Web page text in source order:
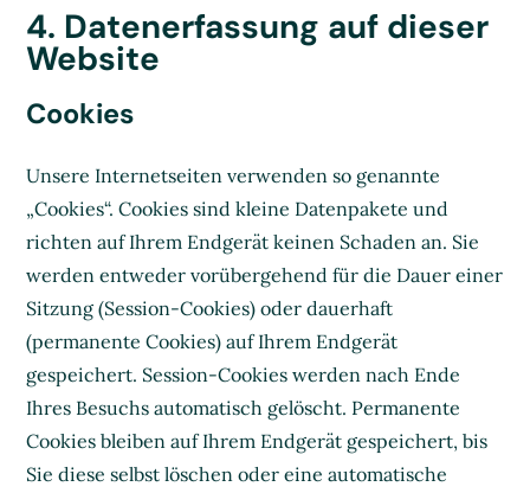
4. Datenerfassung auf dieser
Website
Cookies
Unsere Internetseiten verwenden so genannte
„Cookies“. Cookies sind kleine Datenpakete und
richten auf Ihrem Endgerät keinen Schaden an. Sie
werden entweder vorübergehend für die Dauer einer
Sitzung (Session-Cookies) oder dauerhaft
(permanente Cookies) auf Ihrem Endgerät
gespeichert. Session-Cookies werden nach Ende
Ihres Besuchs automatisch gelöscht. Permanente
Cookies bleiben auf Ihrem Endgerät gespeichert, bis
Sie diese selbst löschen oder eine automatische